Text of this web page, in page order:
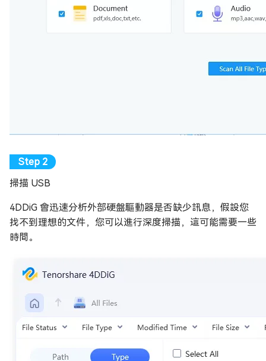
掃描 USB
4DDiG 會迅速分析外部硬盤驅動器是否缺少訊息，假設您
找不到理想的文件，您可以進行深度掃描，這可能需要一些
時間。